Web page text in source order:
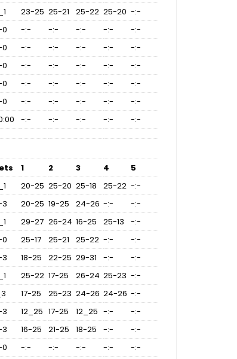
23-25 25-21 25-22 25-20 -:-
-:- -:- -:- -:-
-:-
-:- -:- -:- -:-
-:-
-:- -:- -:- -:-
-:-
-:- -:- -:- -:-
-:-
-:- -:- -:- -:-
-:-
-:- -:- -:- -:- -:-
1 2 3 4
5
20-25 25-20 25-18 25-22 -:-
20-25 19-25 24-26 -:-
-:-
29-27 26-24 16-25 25-13
-:-
25-17 25-21 25-22 -:-
-:-
18-25 22-25 29-31 -:-
-:-
25-22 17-25 26-24 25-23 -:-
17-25 25-23 24-26 24-26 -:-
12_25 17-25 12_25 -:-
-:-
16-25 21-25 18-25 -:-
-:-
-:- -:- -:- -:-
-:-